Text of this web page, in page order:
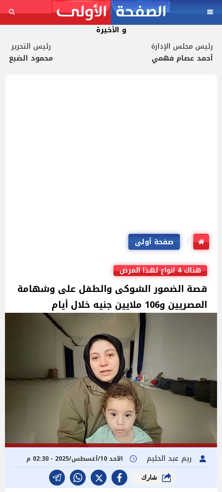
و الأخيرة
رئيس مجلس الإدارة
أحمد عصام فهمي
رئيس التحرير
محمود الضبع
صفحة أولى
هناك 4 انواع لهذا المرض
قصة الضمور الشوكى والطفل على وشهامة
المصريين و106 ملايين جنيه خلال أيام
ريم عبد الحليم الأحد 10/أغسطس/2025 - 02:30 م
شارك